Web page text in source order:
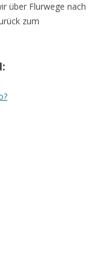
über Flurwege nach
zum